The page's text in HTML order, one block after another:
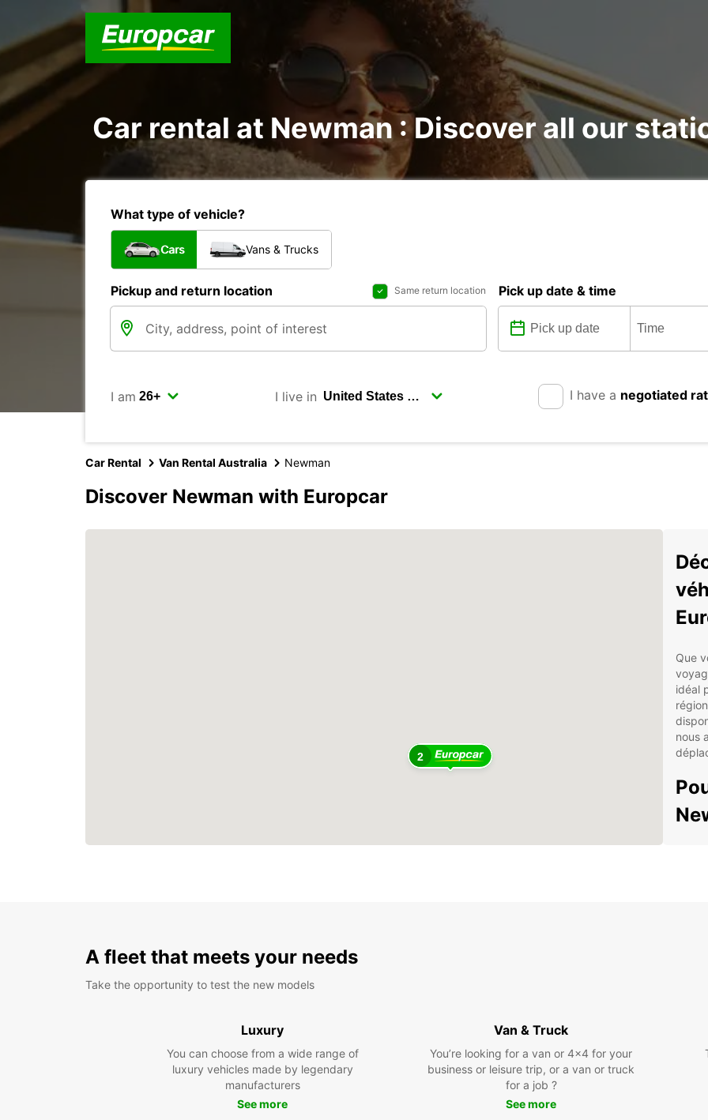
Car rental at Newman : Discover all our
What type of vehicle?
Cars Vans & Trucks
Pickup and return location Same return location Pick up date & time
I am I live in I have a negotiated
Car Rental Van Rental Australia Newman
Discover Newman with Europcar
2
Que
idéal
nous
tous
A fleet that meets your needs
Take the opportunity to test the new models
Luxury
You can choose from a wide range of
luxury vehicles made by legendary
manufacturers
See more
Van & Truck
You’re looking for a van or 4x4 for your
business or leisure trip, or a van or truck
for a job ?
See more